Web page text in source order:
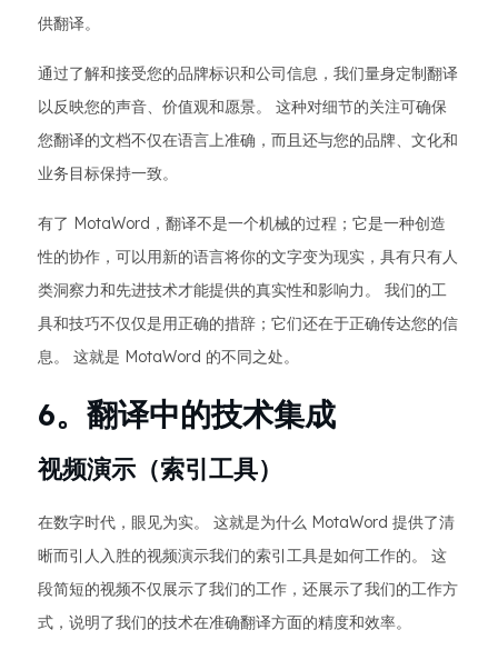
供翻译。
通过了解和接受您的品牌标识和公司信息，我们量身定制翻译
以反映您的声音、价值观和愿景。 这种对细节的关注可确保
您翻译的文档不仅在语言上准确，而且还与您的品牌、文化和
业务目标保持一致。
有了 MotaWord，翻译不是一个机械的过程；它是一种创造
性的协作，可以用新的语言将你的文字变为现实，具有只有人
类洞察力和先进技术才能提供的真实性和影响力。 我们的工
具和技巧不仅仅是用正确的措辞；它们还在于正确传达您的信
息。 这就是 MotaWord 的不同之处。
6。翻译中的技术集成
视频演示（索引工具）
在数字时代，眼见为实。 这就是为什么 MotaWord 提供了清
晰而引人入胜的视频演示我们的索引工具是如何工作的。 这
段简短的视频不仅展示了我们的工作，还展示了我们的工作方
式，说明了我们的技术在准确翻译方面的精度和效率。